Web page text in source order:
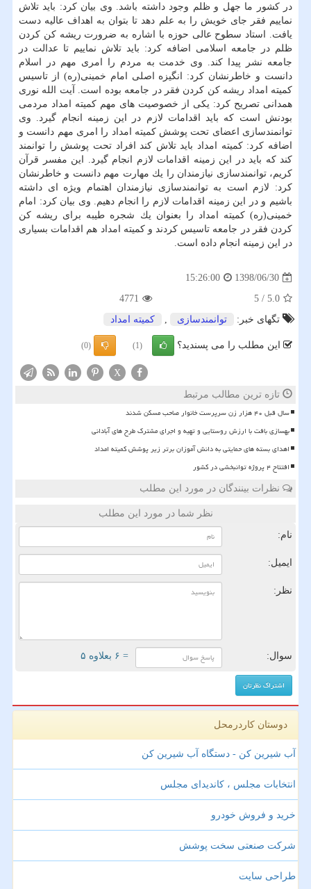
در كشور ما جهل و ظلم وجود داشته باشد. وی بیان كرد: باید تلاش
نماییم فقر جای خویش را به علم دهد تا بتوان به اهداف عالیه دست
یافت. استاد سطوح عالی حوزه با اشاره به ضرورت ریشه كن كردن
ظلم در جامعه اسلامی اضافه كرد: باید تلاش نماییم تا عدالت در
جامعه نشر پیدا كند. وی خدمت به مردم را امری مهم در اسلام
دانست و خاطرنشان كرد: انگیزه اصلی امام خمینی(ره) از تاسیس
كمیته امداد ریشه كن كردن فقر در جامعه بوده است. آیت الله نوری
همدانی تصریح كرد: یكی از خصوصیت های مهم كمیته امداد مردمی
بودنش است كه باید اقدامات لازم در این زمینه انجام گیرد. وی
توانمندسازی اعضای تحت پوشش كمیته امداد را امری مهم دانست و
اضافه كرد: كمیته امداد باید تلاش كند افراد تحت پوشش را توانمند
كند كه باید در این زمینه اقدامات لازم انجام گیرد. این مفسر قرآن
كریم، توانمندسازی نیازمندان را یك مهارت مهم دانست و خاطرنشان
كرد: لازم است به توانمندسازی نیازمندان اهتمام ویژه ای داشته
باشیم و در این زمینه اقدامات لازم را انجام دهیم. وی بیان كرد: امام
خمینی(ره) كمیته امداد را بعنوان یك شجره طیبه برای ریشه كن
كردن فقر در جامعه تاسیس كردند و كمیته امداد هم اقدامات بسیاری
در این زمینه انجام داده است.
1398/06/30
15:26:00
5.0
/
5
4771
تگهای خبر:
توانمندسازی , كمیته امداد
این مطلب را می پسندید؟ (1)
(0)
X
تازه ترین مطالب مرتبط
سال قبل ۴۰ هزار زن سرپرست خانوار صاحب مسکن شدند
بهسازی بافت با ارزش روستایی و تهیه و اجرای مشترک طرح های آبادانی
اهدای بسته های حمایتی به دانش آموزان برتر زیر پوشش کمیته امداد
افتتاح ۴ پروژه توانبخشی در کشور
نظرات بینندگان در مورد این مطلب
نظر شما در مورد این مطلب
نام:
ایمیل:
نظر:
سوال: = ۶ بعلاوه ۵
دوستان کاردرمحل
آب شیرین کن - دستگاه آب شیرین کن
انتخابات مجلس ، کاندیدای مجلس
خرید و فروش خودرو
شرکت صنعتی سخت پوشش
طراحی سایت